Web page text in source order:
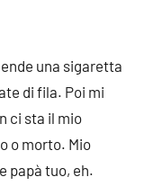
una sigaretta
di fila. Poi mi
ci sta il mio
o morto. Mio
papà tuo, eh.